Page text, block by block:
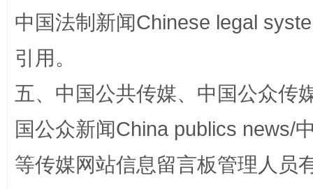
网上购药对药下症？
中国法制新闻Chinese legal
引用。
五、中国公共传媒、中国公众传
国公众新闻China publics news/
等传媒网站信息留言板管理人员